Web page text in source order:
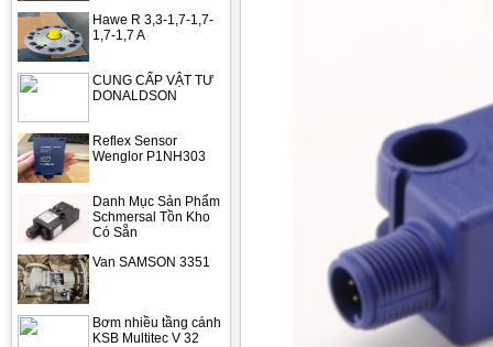
Hawe R 3,3-1,7-1,7-
1,7-1,7 A
CUNG CẤP VẬT TƯ
DONALDSON
Reflex Sensor
Wenglor P1NH303
Danh Mục Sản Phẩm
Schmersal Tồn Kho
Có Sẵn
Van SAMSON 3351
Bơm nhiều tầng cánh
KSB Multitec V 32